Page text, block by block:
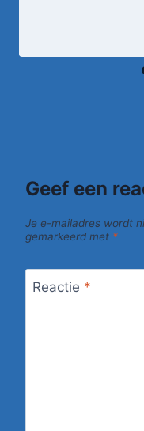
Geef een
Je e-mailadres wordt
gemarkeerd met *
Reactie *